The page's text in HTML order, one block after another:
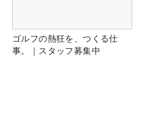
ゴルフの熱狂を、つくる仕
事。｜スタッフ募集中